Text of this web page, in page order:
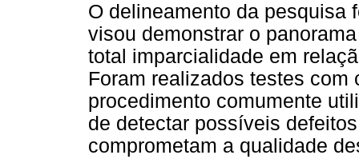
O delineamento da pesquisa
visou demonstrar o
total imparcialidade em
Foram realizados testes
procedimento comumente
de detectar possíveis
comprometam a qualidade